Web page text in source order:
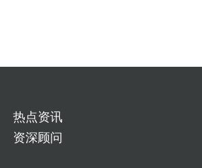
热点资讯
资深顾问